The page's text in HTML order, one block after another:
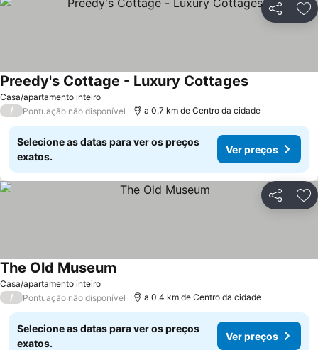
Partilhar
Casa/apartamento inteiro
Preedy's Cottage - Luxury Cottages
/ Pontuação não disponível a 0.7 km de Centro da cidade
Selecione as datas para ver os preços
exatos.
Ver preços
Partilhar
Casa/apartamento inteiro
The Old Museum
/ Pontuação não disponível a 0.4 km de Centro da cidade
Selecione as datas para ver os preços
exatos.
Ver preços